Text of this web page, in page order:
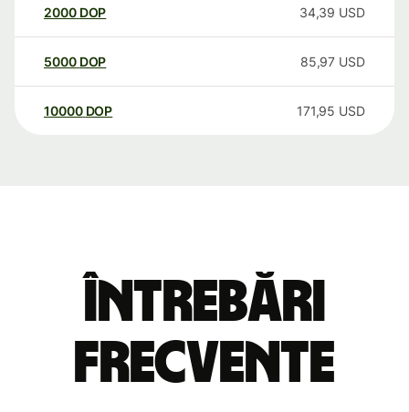
2000 DOP 34,39 USD
5000 DOP 85,97 USD
10000 DOP 171,95 USD
Întrebări
frecvente